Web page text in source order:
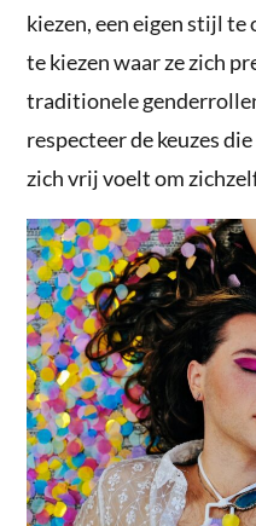
kiezen, een eigen stijl
te kiezen waar ze zich
traditionele
respecteer de keuzes
zich vrij voelt om